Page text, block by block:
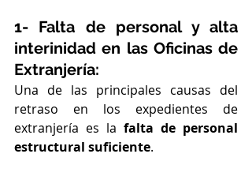
1- Falta de personal y alta
interinidad en las Oficinas de
Extranjería:
Una de las principales causas del
retraso en los expedientes de
extranjería es la falta de personal
estructural suficiente.